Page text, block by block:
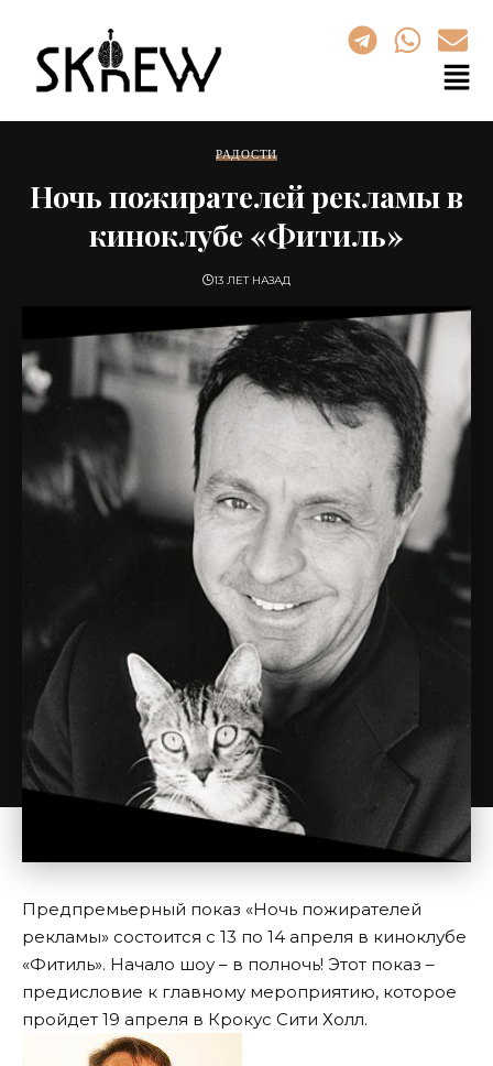
РАДОСТИ
Ночь пожирателей рекламы в
киноклубе «Фитиль»
13 ЛЕТ НАЗАД
Предпремьерный показ «Ночь пожирателей
рекламы» состоится с 13 по 14 апреля в киноклубе
«Фитиль». Начало шоу – в полночь! Этот показ –
предисловие к главному мероприятию, которое
пройдет 19 апреля в Крокус Сити Холл.